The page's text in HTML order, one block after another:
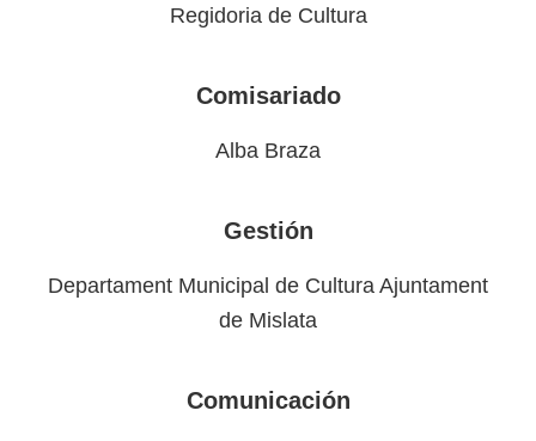
Regidoria de Cultura
Comisariado
Alba Braza
Gestión
Departament Municipal de Cultura Ajuntament
de Mislata
Comunicación